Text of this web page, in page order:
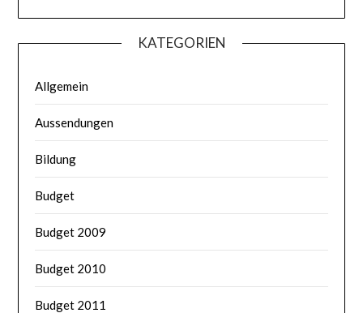
KATEGORIEN
Allgemein
Aussendungen
Bildung
Budget
Budget 2009
Budget 2010
Budget 2011